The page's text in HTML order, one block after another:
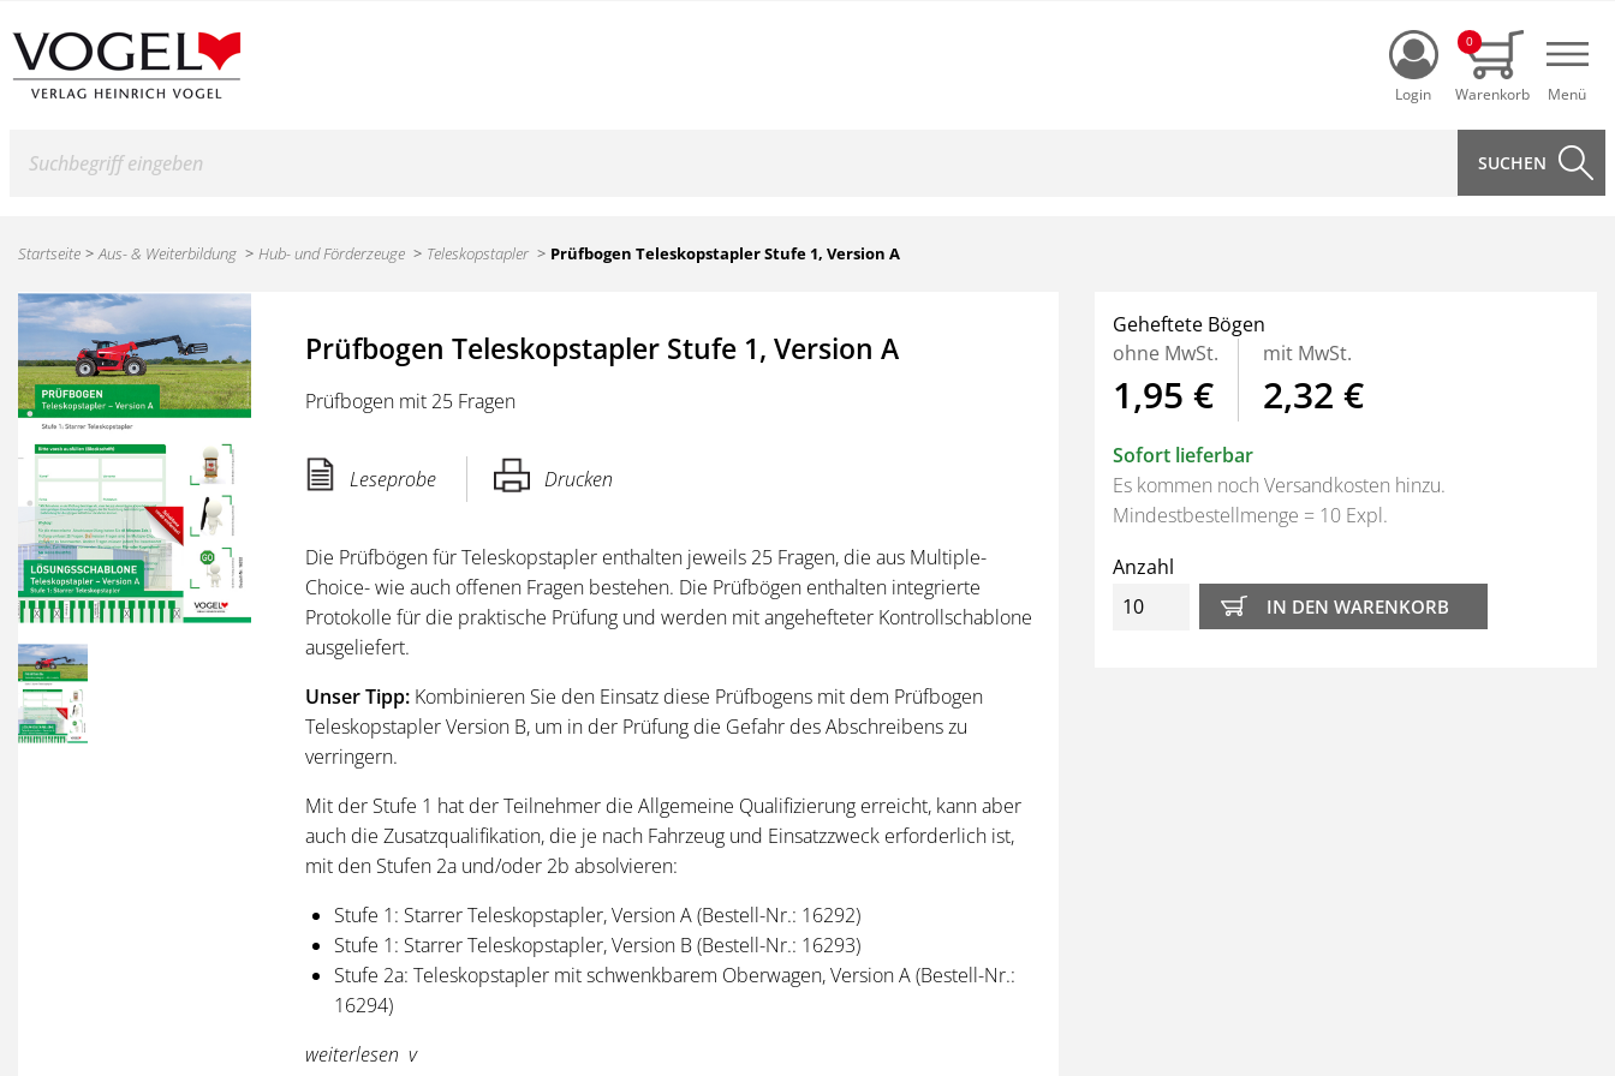
Login
0
Startseite Aus- & Weiterbildung Hub- und Förderzeuge Teleskopstapler Prüfbogen Teleskopstapler Stufe 1, Version A
Prüfbogen Teleskopstapler Stufe 1, Version A
Prüfbogen mit 25 Fragen
Leseprobe Drucken
Die Prüfbögen für Teleskopstapler enthalten jeweils 25 Fragen, die aus Multiple-
Choice- wie auch offenen Fragen bestehen. Die Prüfbögen enthalten integrierte
Protokolle für die praktische Prüfung und werden mit angehefteter Kontrollschablone
ausgeliefert.
Unser Tipp:Kombinieren Sie den Einsatz diese Prüfbogens mit dem Prüfbogen
Teleskopstapler Version B, um in der Prüfung die Gefahr des Abschreibens zu
verringern.
Mit der Stufe 1 hat der Teilnehmer die Allgemeine Qualifizierung erreicht, kann aber
auch die Zusatzqualifikation, die je nach Fahrzeug und Einsatzzweck erforderlich ist,
mit den Stufen 2a und/oder 2b absolvieren:
Stufe 1: Starrer Teleskopstapler, Version A (Bestell-Nr.: 16292)
Stufe 1: Starrer Teleskopstapler, Version B (Bestell-Nr.: 16293)
Stufe 2a: Teleskopstapler mit schwenkbarem Oberwagen, Version A (Bestell-Nr.:
16294)
16295)
weiterlesen
Geheftete Bögen
ohne MwSt.
1,95 €
mit MwSt.
2,32 €
Sofort lieferbar
Es kommen noch Versandkosten hinzu.
Mindestbestellmenge = 10 Expl.
Anzahl